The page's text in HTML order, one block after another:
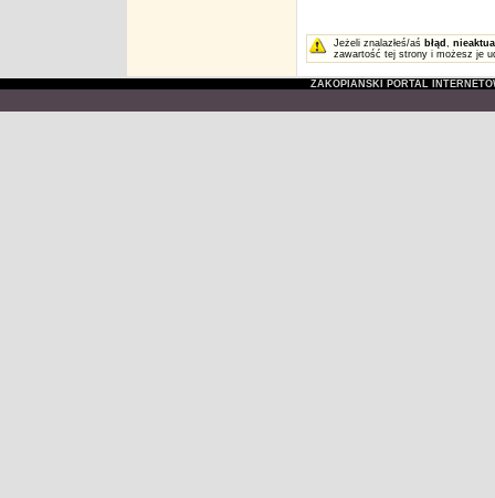
Jeżeli znalazłeś/aś błąd ,
zawartość tej strony i możesz je
ZAKOPIAŃSKI PORTAL